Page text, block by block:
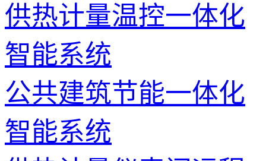
供热计量温控一体化
智能系统
公共建筑节能一体化
智能系统